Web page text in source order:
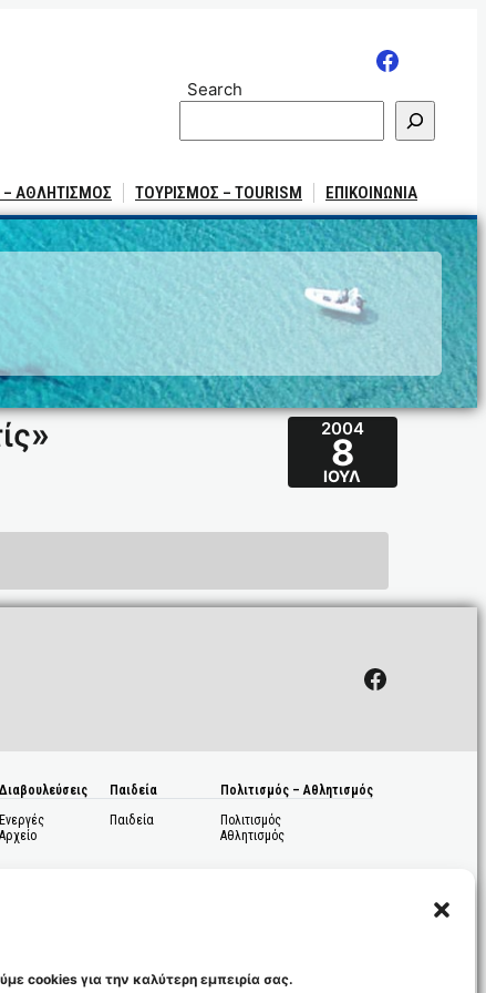
cookies για την καλύτερη εμπειρία σας.
Search
– ΑΘΛΗΤΙΣΜΟΣ ΤΟΥΡΙΣΜΟΣ – TOURISM ΕΠΙΚΟΙΝΩΝΙΑ
2004
8
ΙΟΎΛ
Facebook
Διαβουλεύσεις
Ενεργές
Αρχείο
Παιδεία
Παιδεία
Πολιτισμός – Αθλητισμός
Πολιτισμός
Αθλητισμός